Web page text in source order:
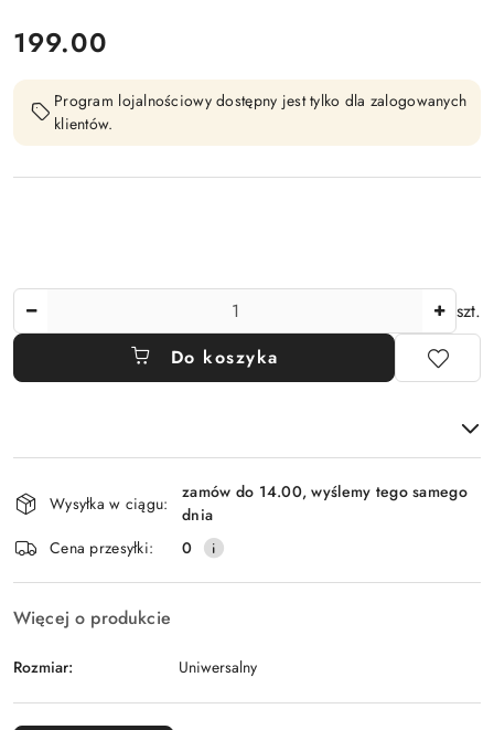
cena:
199.00
Program lojalnościowy dostępny jest tylko dla zalogowanych
klientów.
szt.
Do koszyka
i
dostawa
Wysyłka w ciągu:
zamów do 14.00, wyślemy tego samego
dnia
Cena przesyłki:
0
Więcej o produkcie
Rozmiar: Uniwersalny